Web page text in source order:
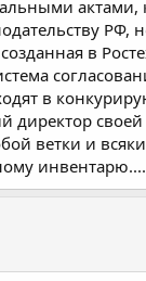
актами,
РФ,
в
в
директор
ветки и